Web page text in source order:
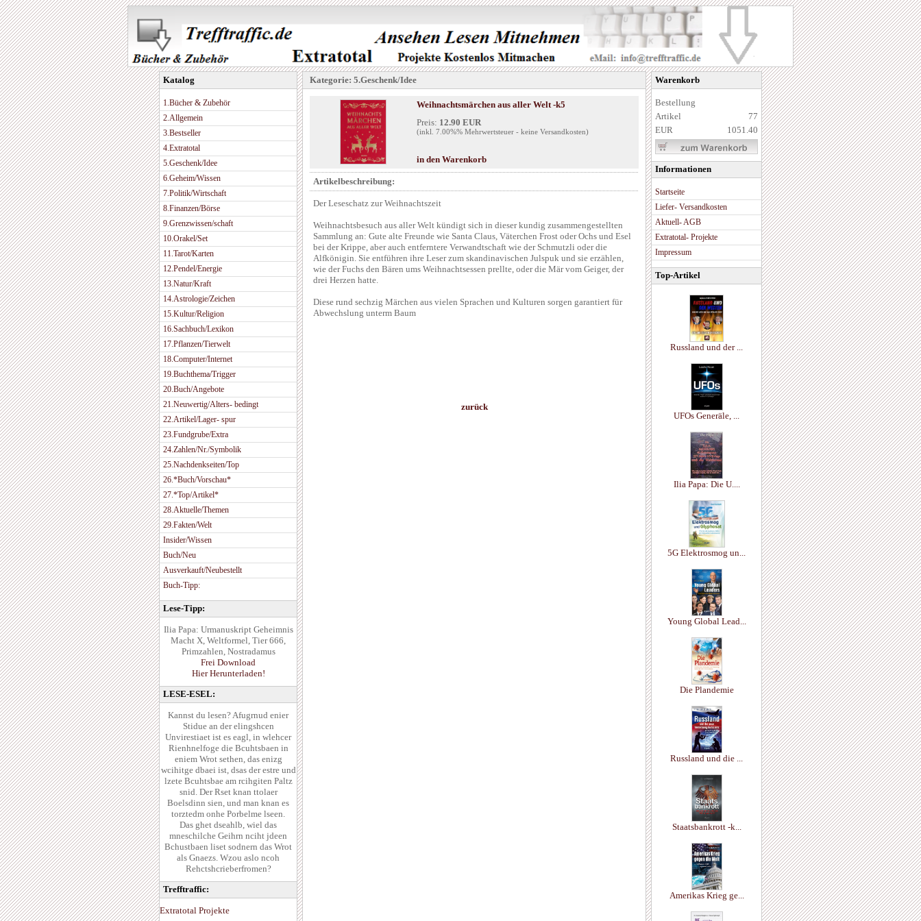
Katalog
1.Bücher & Zubehör
2.Allgemein
3.Bestseller
4.Extratotal
5.Geschenk/Idee
6.Geheim/Wissen
7.Politik/Wirtschaft
8.Finanzen/Börse
9.Grenzwissen/schaft
10.Orakel/Set
11.Tarot/Karten
12.Pendel/Energie
13.Natur/Kraft
14.Astrologie/Zeichen
15.Kultur/Religion
16.Sachbuch/Lexikon
17.Pflanzen/Tierwelt
18.Computer/Internet
19.Buchthema/Trigger
20.Buch/Angebote
21.Neuwertig/Alters- bedingt
22.Artikel/Lager- spur
23.Fundgrube/Extra
24.Zahlen/Nr./Symbolik
25.Nachdenkseiten/Top
26.*Buch/Vorschau*
27.*Top/Artikel*
28.Aktuelle/Themen
29.Fakten/Welt
Insider/Wissen
Buch/Neu
Ausverkauft/Neubestellt
Buch-Tipp:
Lese-Tipp:
Ilia Papa: Urmanuskript Geheimnis
Macht X, Weltformel, Tier 666,
Primzahlen, Nostradamus
Frei Download
Hier Herunterladen!
LESE-ESEL:
Kannst du lesen? Afugrnud enier
Stidue an der elingshcen
Unvirestiaet ist es eagl, in wlehcer
Rienhnelfoge die Bcuhtsbaen in
eniem Wrot sethen, das enizg
wcihitge dbaei ist, dsas der estre und
lzete Bcuhtsbae am rcihgiten Paltz
snid. Der Rset knan ttolaer
Boelsdinn sien, und man knan es
torztedm onhe Porbelme lseen.
Das ghet dseahlb, wiel das
mneschilche Geihrn nciht jdeen
Bchustbaen liset sodnern das Wrot
als Gnaezs. Wzou aslo ncoh
Rehctshcrieberfromen?
Trefftraffic:
Extratotal Projekte
Kategorie: 5.Geschenk/Idee
Weihnachtsmärchen aus aller Welt -k5
Preis: 12.90 EUR
(inkl. 7.00%% Mehrwertsteuer - keine Versandkosten)
in den Warenkorb
Artikelbeschreibung:
Der Leseschatz zur Weihnachtszeit
Weihnachtsbesuch aus aller Welt kündigt sich in dieser kundig zusammengestellten
Sammlung an: Gute alte Freunde wie Santa Claus, Väterchen Frost oder Ochs und Esel
bei der Krippe, aber auch entferntere Verwandtschaft wie der Schmutzli oder die
Alfkönigin. Sie entführen ihre Leser zum skandinavischen Julspuk und sie erzählen,
wie der Fuchs den Bären ums Weihnachtsessen prellte, oder die Mär vom Geiger, der
drei Herzen hatte.
Diese rund sechzig Märchen aus vielen Sprachen und Kulturen sorgen garantiert für
Abwechslung unterm Baum
zurück
Warenkorb
Bestellung
Artikel
77
EUR
1051.40
Informationen
Startseite
Liefer- Versandkosten
Aktuell- AGB
Extratotal- Projekte
Impressum
Top-Artikel
Russland und der ...
UFOs Generäle, ...
Ilia Papa: Die U....
5G Elektrosmog un...
Young Global Lead...
Die Plandemie
Russland und die ...
Staatsbankrott -k...
Amerikas Krieg ge...